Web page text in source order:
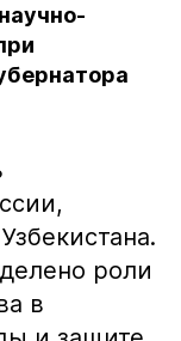
роли
в